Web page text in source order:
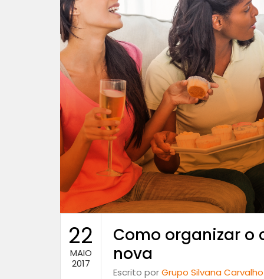
22
MAIO
2017
Como organizar o
nova
Escrito porGrupo Silvana Carvalho